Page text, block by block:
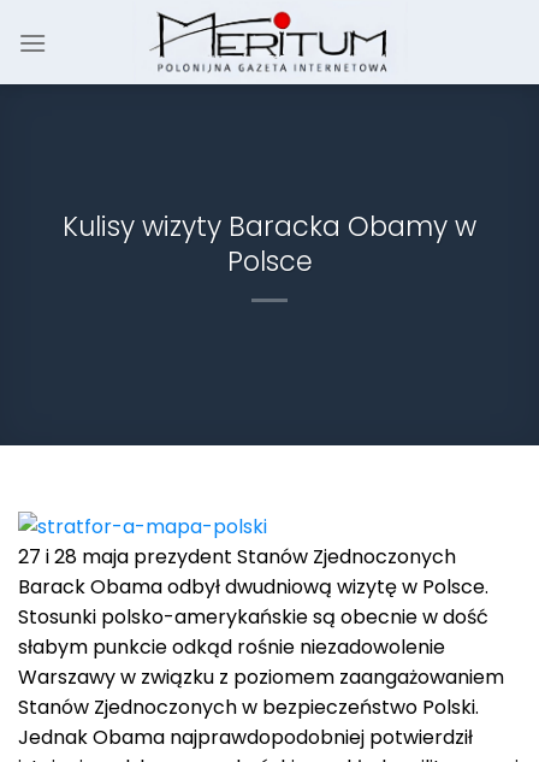
Kulisy wizyty Baracka Obamy w
Polsce
27 i 28 maja prezydent Stanów Zjednoczonych
Barack Obama odbył dwudniową wizytę w Polsce.
Stosunki polsko-amerykańskie są obecnie w dość
słabym punkcie odkąd rośnie niezadowolenie
Warszawy w związku z poziomem zaangażowaniem
Stanów Zjednoczonych w bezpieczeństwo Polski.
Jednak Obama najprawdopodobniej potwierdził